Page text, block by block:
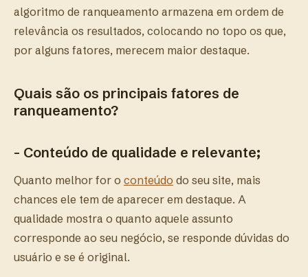
algoritmo de ranqueamento armazena em ordem de
relevância os resultados, colocando no topo os que,
por alguns fatores, merecem maior destaque.
Quais são os principais fatores de
ranqueamento?
- Conteúdo de qualidade e relevante;
Quanto melhor for o conteúdo do seu site, mais
chances ele tem de aparecer em destaque. A
qualidade mostra o quanto aquele assunto
corresponde ao seu negócio, se responde dúvidas do
usuário e se é original.